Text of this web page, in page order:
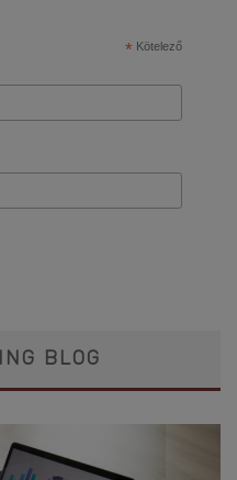
* Kötelező
BLOG